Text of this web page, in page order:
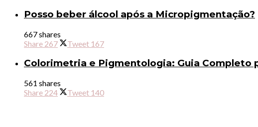
Posso beber álcool após a Micropigmentação?
667 shares
Share 267 Tweet 167
Colorimetria e Pigmentologia: Guia Completo
561 shares
Share 224 Tweet 140